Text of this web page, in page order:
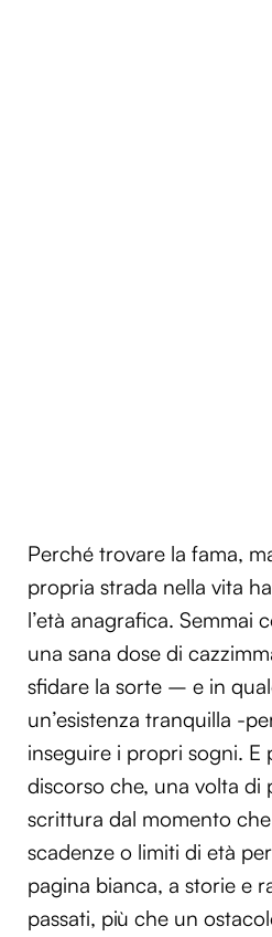
Perché trovare la fama,
propria strada nella vita
l’età anagrafica. Semmai
una sana dose di
sfidare la sorte – e in
un’esistenza tranquilla -
inseguire i propri sogni. E
discorso che, una volta di
scrittura dal momento
scadenze o limiti di età
pagina bianca, a storie e
passati, più che un